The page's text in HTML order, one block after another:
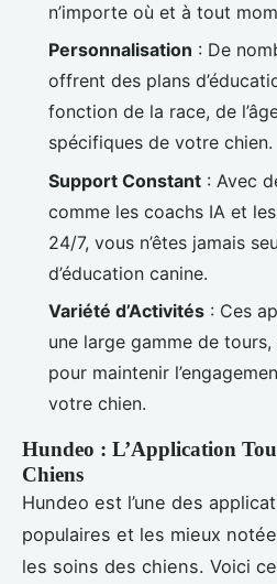
n’importe où et à tout
Personnalisation : De
offrent des plans
fonction de la race, de
spécifiques de votre chien.
Support Constant : Avec
comme les coachs IA et
24/7, vous n’êtes jamais
d’éducation canine.
Variété d’Activités : Ces
une large gamme de
pour maintenir
votre chien.
Hundeo : L’Application
Chiens
Hundeo est l’une des
populaires et les mieux
les soins des chiens. Voici